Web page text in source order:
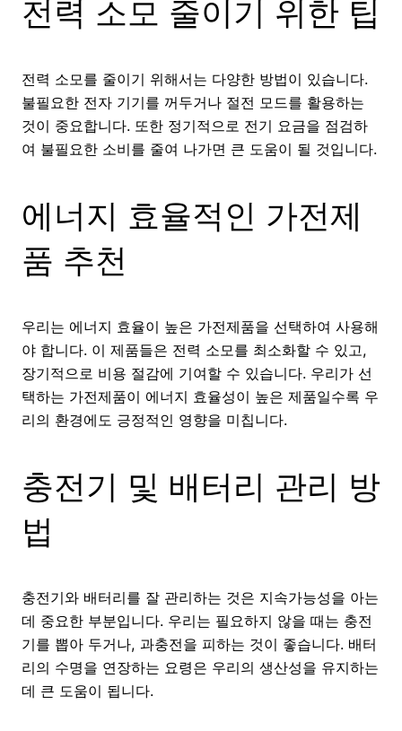
전력 소모 줄이기 위한 팁
전력 소모를 줄이기 위해서는 다양한 방법이 있습니다.
불필요한 전자 기기를 꺼두거나 절전 모드를 활용하는
것이 중요합니다. 또한 정기적으로 전기 요금을 점검하
여 불필요한 소비를 줄여 나가면 큰 도움이 될 것입니다.
에너지 효율적인 가전제
품 추천
우리는 에너지 효율이 높은 가전제품을 선택하여 사용해
야 합니다. 이 제품들은 전력 소모를 최소화할 수 있고,
장기적으로 비용 절감에 기여할 수 있습니다. 우리가 선
택하는 가전제품이 에너지 효율성이 높은 제품일수록 우
리의 환경에도 긍정적인 영향을 미칩니다.
충전기 및 배터리 관리 방
법
충전기와 배터리를 잘 관리하는 것은 지속가능성을 아는
데 중요한 부분입니다. 우리는 필요하지 않을 때는 충전
기를 뽑아 두거나, 과충전을 피하는 것이 좋습니다. 배터
리의 수명을 연장하는 요령은 우리의 생산성을 유지하는
데 큰 도움이 됩니다.